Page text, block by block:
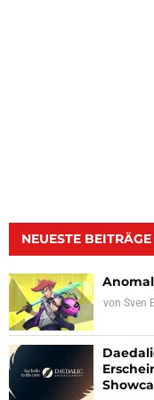
NEUESTE BEITRÄGE
von Sven